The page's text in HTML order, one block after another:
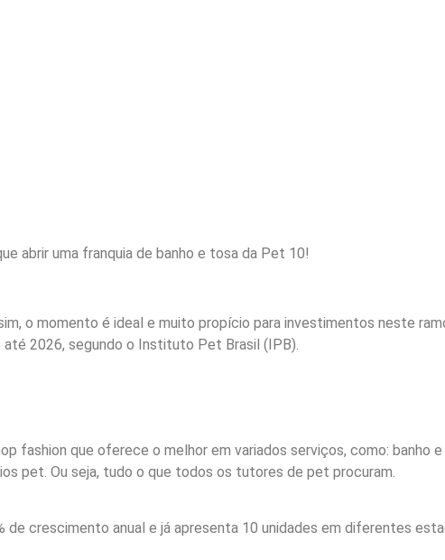
abrir uma franquia de banho e tosa da Pet 10!
o momento é ideal e muito propício para investimentos neste
2026, segundo o Instituto Pet Brasil (IPB).
fashion que oferece o melhor em variados serviços, como: banho e
pet. Ou seja, tudo o que todos os tutores de pet procuram.
de crescimento anual e já apresenta 10 unidades em diferentes